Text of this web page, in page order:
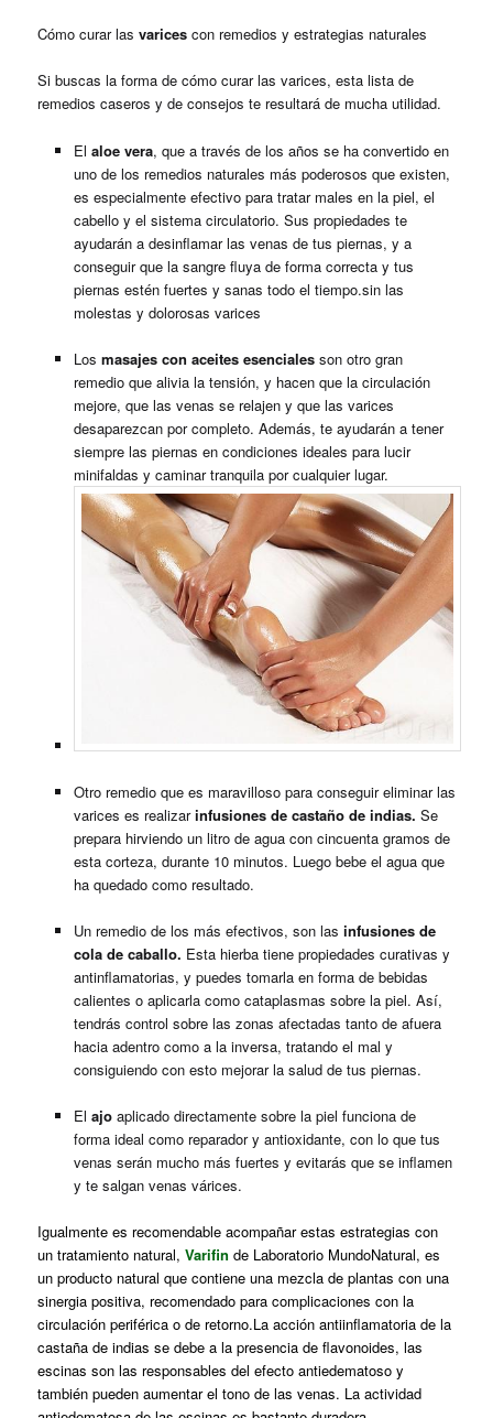
Cómo curar lasvarices con remedios y estrategias naturales
Si buscas la forma de cómo curar las varices, esta lista de
remedios caseros y de consejos te resultará de mucha utilidad.
El aloe vera, que a través de los años se ha convertido en
uno de los remedios naturales más poderosos que existen,
es especialmente efectivo para tratar males en la piel, el
cabello y el sistema circulatorio. Sus propiedades te
ayudarán a desinflamar las venas de tus piernas, y a
conseguir que la sangre fluya de forma correcta y tus
piernas estén fuertes y sanas todo el tiempo.sin las
molestas y dolorosas varices
Los masajes con aceites esencialesson otro gran
remedio que alivia la tensión, y hacen que la circulación
mejore, que las venas se relajen y que las varices
desaparezcan por completo. Además, te ayudarán a tener
siempre las piernas en condiciones ideales para lucir
minifaldas y caminar tranquila por cualquier lugar.
Otro remedio que es maravilloso para conseguir eliminar las
varices es realizarinfusiones de castaño de indias. Se
prepara hirviendo un litro de agua con cincuenta gramos de
esta corteza, durante 10 minutos. Luego bebe el agua que
ha quedado como resultado.
Un remedio de los más efectivos, son las infusiones de
cola de caballo. Esta hierba tiene propiedades curativas y
antinflamatorias, y puedes tomarla en forma de bebidas
calientes o aplicarla como cataplasmas sobre la piel. Así,
tendrás control sobre las zonas afectadas tanto de afuera
hacia adentro como a la inversa, tratando el mal y
consiguiendo con esto mejorar la salud de tus piernas.
El ajoaplicado directamente sobre la piel funciona de
forma ideal como reparador y antioxidante, con lo que tus
venas serán mucho más fuertes y evitarás que se inflamen
y te salgan venas várices.
Igualmente es recomendable acompañar estas estrategias con
un tratamiento natural,Varifin de Laboratorio MundoNatural, es
un producto natural que contiene una mezcla de plantas con una
sinergia positiva, recomendado para complicaciones con la
circulación periférica o de retorno.La acción antiinflamatoria de la
castaña de indias se debe a la presencia de flavonoides, las
escinas son las responsables del efecto antiedematoso y
también pueden aumentar el tono de las venas. La actividad